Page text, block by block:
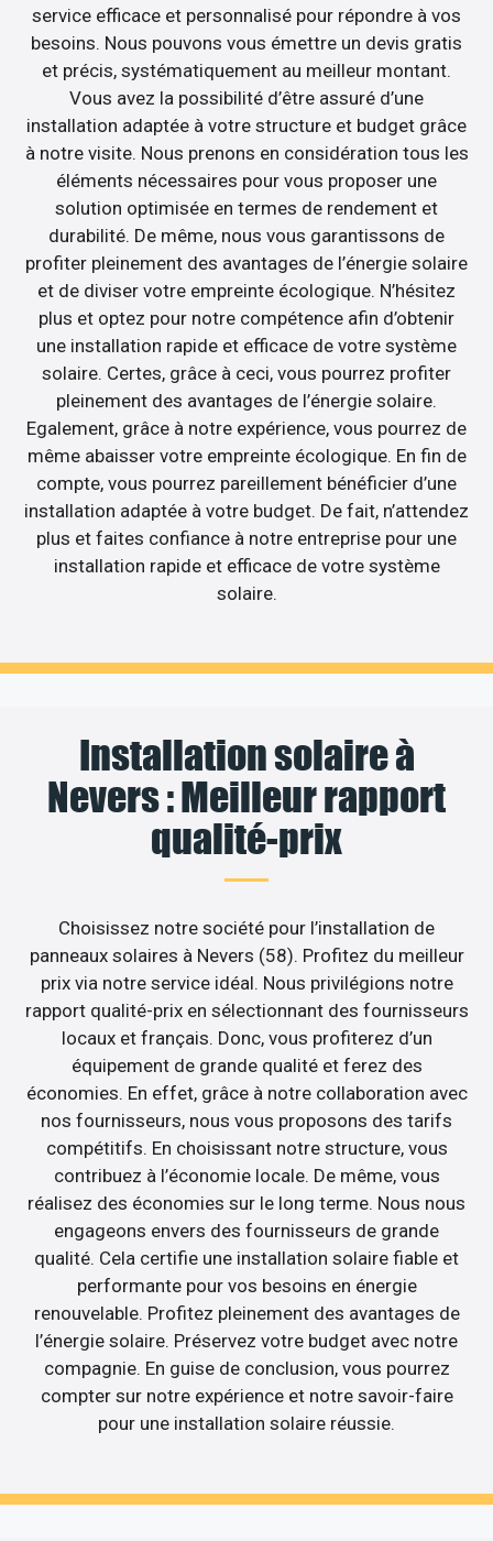
service efficace et personnalisé pour répondre à vos
besoins. Nous pouvons vous émettre un devis gratis
et précis, systématiquement au meilleur montant.
Vous avez la possibilité d’être assuré d’une
installation adaptée à votre structure et budget grâce
à notre visite. Nous prenons en considération tous les
éléments nécessaires pour vous proposer une
solution optimisée en termes de rendement et
durabilité. De même, nous vous garantissons de
profiter pleinement des avantages de l’énergie solaire
et de diviser votre empreinte écologique. N’hésitez
plus et optez pour notre compétence afin d’obtenir
une installation rapide et efficace de votre système
solaire. Certes, grâce à ceci, vous pourrez profiter
pleinement des avantages de l’énergie solaire.
Egalement, grâce à notre expérience, vous pourrez de
même abaisser votre empreinte écologique. En fin de
compte, vous pourrez pareillement bénéficier d’une
installation adaptée à votre budget. De fait, n’attendez
plus et faites confiance à notre entreprise pour une
installation rapide et efficace de votre système
solaire.
Installation solaire à
Nevers : Meilleur rapport
qualité-prix
Choisissez notre société pour l’installation de
panneaux solaires à Nevers (58). Profitez du meilleur
prix via notre service idéal. Nous privilégions notre
rapport qualité-prix en sélectionnant des fournisseurs
locaux et français. Donc, vous profiterez d’un
équipement de grande qualité et ferez des
économies. En effet, grâce à notre collaboration avec
nos fournisseurs, nous vous proposons des tarifs
compétitifs. En choisissant notre structure, vous
contribuez à l’économie locale. De même, vous
réalisez des économies sur le long terme. Nous nous
engageons envers des fournisseurs de grande
qualité. Cela certifie une installation solaire fiable et
performante pour vos besoins en énergie
renouvelable. Profitez pleinement des avantages de
l’énergie solaire. Préservez votre budget avec notre
compagnie. En guise de conclusion, vous pourrez
compter sur notre expérience et notre savoir-faire
pour une installation solaire réussie.